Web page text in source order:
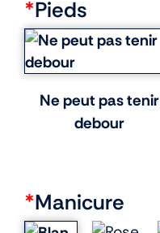
*Pieds
Ne peut pas tenir
debour
*Manicure